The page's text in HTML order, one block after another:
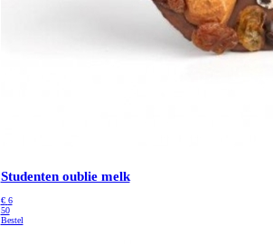
Studenten oublie melk
€ 6
50
Bestel